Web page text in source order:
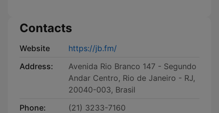
Contacts
Website
https://jb.fm/
Address:
Avenida Rio Branco 147 - Segundo
Andar Centro, Rio de Janeiro - RJ,
20040-003, Brasil
Phone:
(21) 3233-7160